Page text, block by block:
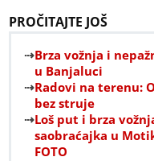
PROČITAJTE JOŠ
Brza vožnja i
u Banjaluci
Radovi na terenu:
bez struje
Loš put i brza
saobraćajka u
FOTO